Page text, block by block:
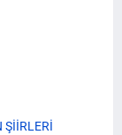
ŞİİRLERİ